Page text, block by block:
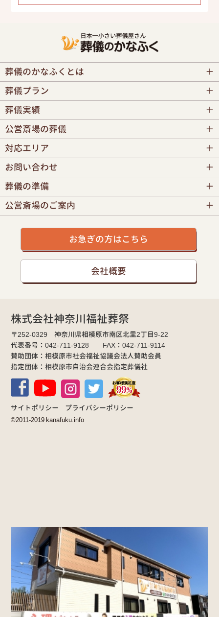
葬儀のかなふくとは
葬儀プラン
葬儀実績
公営斎場の葬儀
対応エリア
お問い合わせ
葬儀の準備
公営斎場のご案内
お急ぎの方はこちら
会社概要
株式会社神奈川福祉葬祭
〒252-0329 神奈川県相模原市南区北里2丁目9-22
代表番号：042-711-9128 FAX：042-711-9114
賛助団体：相模原市社会福祉協議会法人賛助会員
指定団体：相模原市自治会連合会指定葬儀社
サイトポリシー プライバシーポリシー
©2011-2019 kanafuku.info